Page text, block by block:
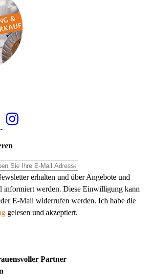
erhalten und über Angebote und
informiert werden. Diese Einwilligung kann
E-Mail widerrufen werden. Ich habe die
gelesen und akzeptiert.
Partner